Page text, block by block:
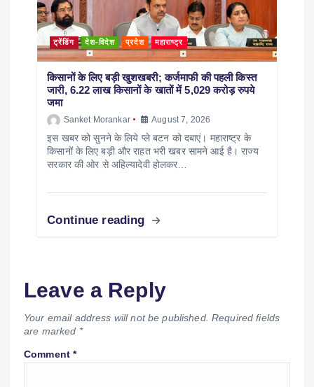
ट्रेंडिंग देश-विदेश प्रदेश महाराष्ट्र
किसानों के लिए बड़ी खुशखबरी; कर्जमाफी की पहली किस्त
जारी, 6.22 लाख किसानों के खातों में 5,029 करोड़ रुपये
जमा
Sanket Morankar August 7, 2026
इस खबर को सुनने के लिये प्ले बटन को दबाएं। महाराष्ट्र के
किसानों के लिए बड़ी और राहत भरी खबर सामने आई है। राज्य
सरकार की ओर से अहिल्यादेवी होलकर…
Continue reading
Leave a Reply
Your email address will not be published. Required fields
are marked *
Comment*